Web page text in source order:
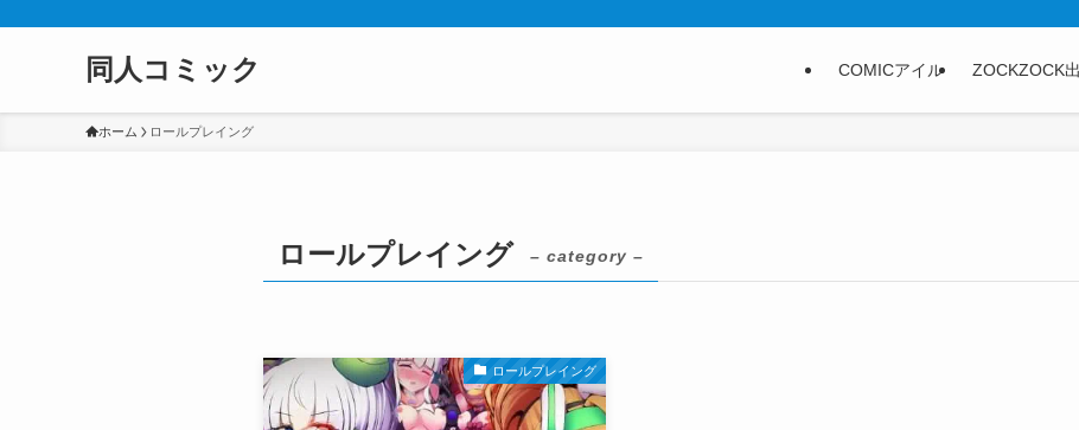
同人コミック COMICアイル ZOCKZOCK
ホーム ロールプレイング
ロールプレイング – category –
ロールプレイング